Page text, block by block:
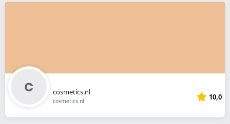
cosmetics.nl
cosmetics.nl 10,0